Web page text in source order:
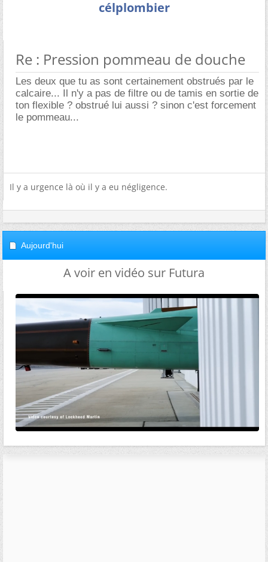
célplombier
Re : Pression pommeau de douche
Les deux que tu as sont certainement obstrués par le
calcaire... Il n'y a pas de filtre ou de tamis en sortie de
ton flexible ? obstrué lui aussi ? sinon c'est forcement
le pommeau...
Il y a urgence là où il y a eu négligence.
Aujourd'hui
A voir en vidéo sur Futura